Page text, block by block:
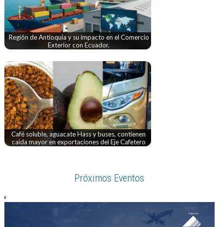
Región de Antioquia y su impacto en el Comercio
Exterior con Ecuador.
Café soluble, aguacate Hass y buses, contienen
caída mayor en exportaciones del Eje Cafetero
Próximos Eventos